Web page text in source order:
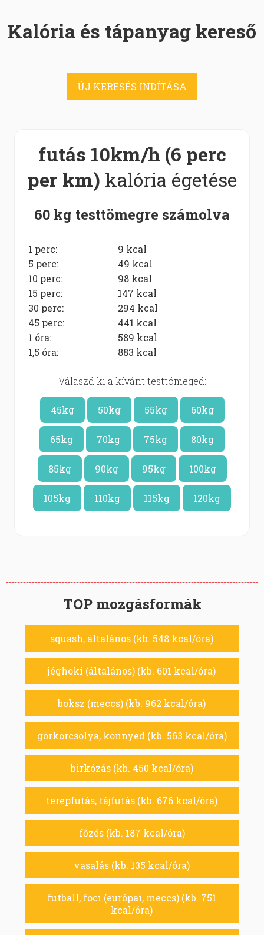
Kalória és tápanyag kereső
ÚJ KERESÉS INDÍTÁSA
futás 10km/h (6 perc
per km) kalória égetése
60 kg testtömegre számolva
1 perc: 9 kcal
5 perc:
49 kcal
10 perc:
98 kcal
15 perc:
147 kcal
30 perc:
294 kcal
45 perc:
441 kcal
1 óra:
589 kcal
1,5 óra:
883 kcal
Válaszd ki a kívánt testtömeged:
45kg 50kg 55kg 60kg
65kg 70kg 75kg 80kg
85kg 90kg 95kg 100kg
105kg 110kg 115kg 120kg
TOP mozgásformák
squash, általános (kb. 548 kcal/óra)
jéghoki (általános) (kb. 601 kcal/óra)
boksz (meccs) (kb. 962 kcal/óra)
görkorcsolya, könnyed (kb. 563 kcal/óra)
birkózás (kb. 450 kcal/óra)
terepfutás, tájfutás (kb. 676 kcal/óra)
főzés (kb. 187 kcal/óra)
vasalás (kb. 135 kcal/óra)
futball, foci (európai, meccs) (kb. 751
kcal/óra)